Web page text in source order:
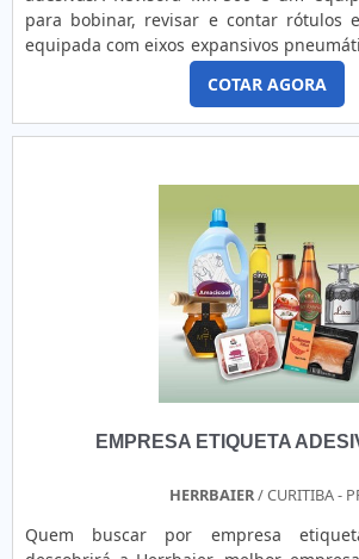
produtos com os quais a ETIBAND
Etiquetas Ltda. – EPP trabalha
composição, pinos de fixação, rótulos
precificação, máquinas
para bobinar, revisar e contar rótulos
equipada com eixos expansivos
metro ou por unidade de etiqueta,
parada programada, entrada e saída
500mm de diâmetro, velocidade
motor de 2cvPara o cliente que busca
encontrando a líder em qualidade.
rebobinadeira de etiquetas, com a
Berteck Máquinas Industriais irá
com pagamento acessível.ALGUNS
REBOBINADEIRA DE
eficientes de demonstrar competência e
área de atuação. A Berteck Máquinas
atividades; Tecnologia de ponta;
qualidade. Não obstante,
lucratividade, deve oferecer
COTAR AGORA
EMPRESA ETIQUETA
HERRBAIER/ CURITIBA -
Quem buscar por empresa